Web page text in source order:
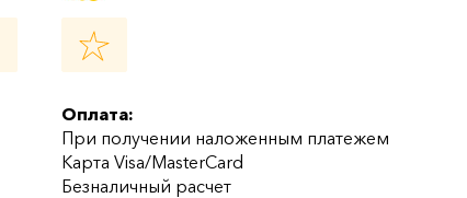
Оплата:
При получении наложенным платежем
Карта Visa/MasterCard
Безналичный расчет